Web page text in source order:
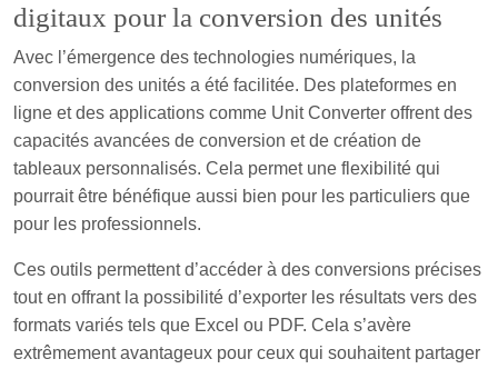
digitaux pour la conversion des unités
Avec l’émergence des technologies numériques, la
conversion des unités a été facilitée. Des plateformes en
ligne et des applications comme Unit Converter offrent des
capacités avancées de conversion et de création de
tableaux personnalisés. Cela permet une flexibilité qui
pourrait être bénéfique aussi bien pour les particuliers que
pour les professionnels.
Ces outils permettent d’accéder à des conversions précises
tout en offrant la possibilité d’exporter les résultats vers des
formats variés tels que Excel ou PDF. Cela s’avère
extrêmement avantageux pour ceux qui souhaitent partager